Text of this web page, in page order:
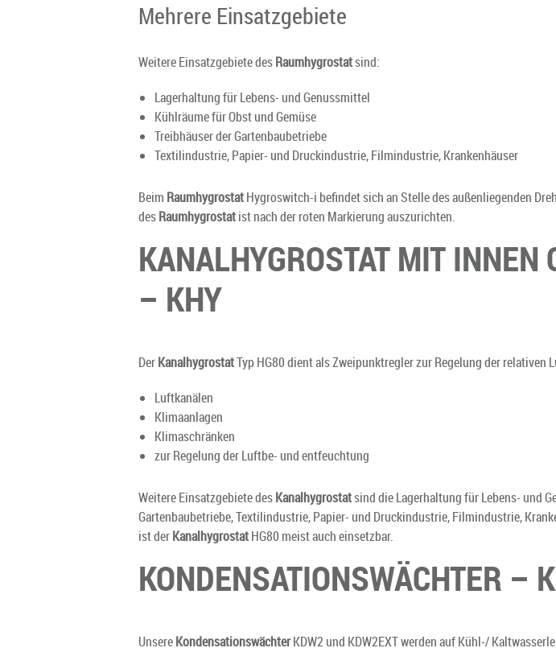
Mehrere Einsatzgebiete
Weitere Einsatzgebiete desRaumhygrostatsind:
Lagerhaltung für Lebens- und Genussmittel
Kühlräume für Obst und Gemüse
Treibhäuser der Gartenbaubetriebe
Textilindustrie, Papier- und Druckindustrie, Filmindustrie, Krankenhäuser
Beim RaumhygrostatHygroswitch-i befindet sich an Stelle des außenliegenden
desRaumhygrostatist nach der roten Markierung auszurichten.
KANALHYGROSTAT MIT
– KHY
DerKanalhygrostatTyp HG80 dient als Zweipunktregler zur Regelung der relativen
Luftkanälen
Klimaanlagen
Klimaschränken
zur Regelung der Luftbe- und entfeuchtung
Weitere Einsatzgebiete desKanalhygrostatsind die Lagerhaltung für Lebens- und
Gartenbaubetriebe, Textilindustrie, Papier- und Druckindustrie, Filmindustrie,
ist derKanalhygrostatHG80 meist auch einsetzbar.
KONDENSATIONSWÄCHTER –
UnsereKondensationswächterKDW2 und KDW2EXT werden auf Kühl-/